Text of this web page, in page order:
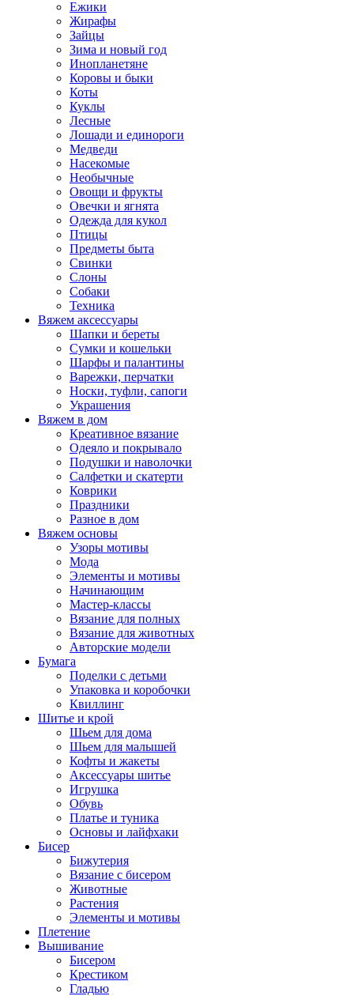
Ежики
Жирафы
Зайцы
Зима и новый год
Инопланетяне
Коровы и быки
Коты
Куклы
Лесные
Лошади и единороги
Медведи
Насекомые
Необычные
Овощи и фрукты
Овечки и ягнята
Одежда для кукол
Птицы
Предметы быта
Свинки
Слоны
Собаки
Техника
Вяжем аксессуары
Шапки и береты
Сумки и кошельки
Шарфы и палантины
Варежки, перчатки
Носки, туфли, сапоги
Украшения
Вяжем в дом
Креативное вязание
Одеяло и покрывало
Подушки и наволочки
Салфетки и скатерти
Коврики
Праздники
Разное в дом
Вяжем основы
Узоры мотивы
Мода
Элементы и мотивы
Начинающим
Мастер-классы
Вязание для полных
Вязание для животных
Авторские модели
Бумага
Поделки с детьми
Упаковка и коробочки
Квиллинг
Шитье и крой
Шьем для дома
Шьем для малышей
Кофты и жакеты
Аксессуары шитье
Игрушка
Обувь
Платье и туника
Основы и лайфхаки
Бисер
Бижутерия
Вязание с бисером
Животные
Растения
Элементы и мотивы
Плетение
Вышивание
Бисером
Крестиком
Гладью